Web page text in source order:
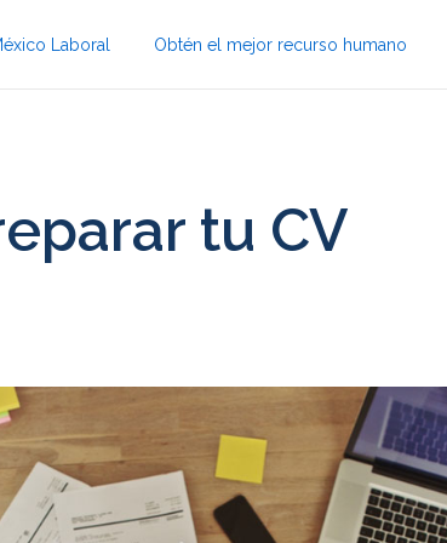
Laboral Obtén el mejor recurso humano
tu CV